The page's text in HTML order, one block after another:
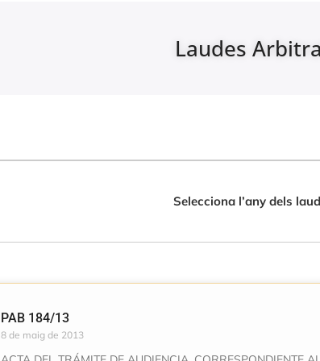
Laudes
Selecciona l’any dels
PAB 184/13
8 de maig de 2013